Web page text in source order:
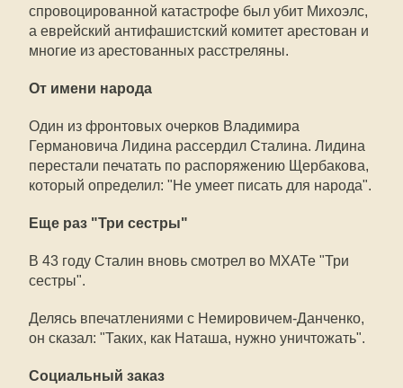
спровоцированной катастрофе был убит Михоэлс,
а еврейский антифашистский комитет арестован и
многие из арестованных расстреляны.
От имени народа
Один из фронтовых очерков Владимира
Германовича Лидина рассердил Сталина. Лидина
перестали печатать по распоряжению Щербакова,
который определил: "Не умеет писать для народа".
Еще раз "Три сестры"
В 43 году Сталин вновь смотрел во МХАТе "Три
сестры".
Делясь впечатлениями с Немировичем-Данченко,
он сказал: "Таких, как Наташа, нужно уничтожать".
Социальный заказ